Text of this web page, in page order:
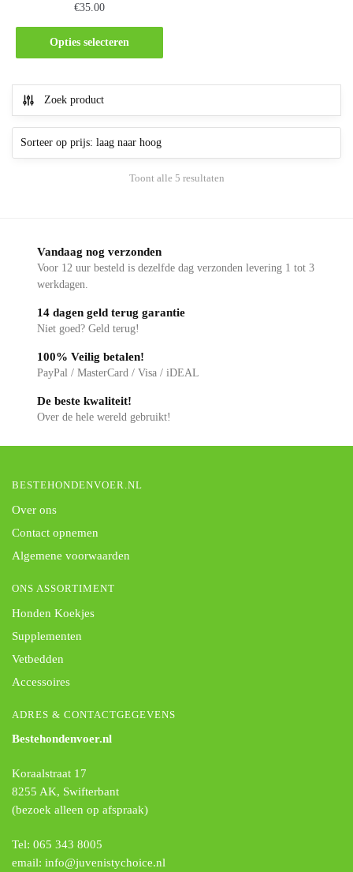
€35.00
Opties selecteren
Zoek product
Toont alle 5 resultaten
Vandaag nog verzonden
Voor 12 uur besteld is dezelfde dag verzonden levering 1 tot 3
werkdagen.
14 dagen geld terug garantie
Niet goed? Geld terug!
100% Veilig betalen!
PayPal / MasterCard / Visa / iDEAL
De beste kwaliteit!
Over de hele wereld gebruikt!
BESTEHONDENVOER.NL
Over ons
Contact opnemen
Algemene voorwaarden
ONS ASSORTIMENT
Honden Koekjes
Supplementen
Vetbedden
Accessoires
ADRES & CONTACTGEGEVENS
Bestehondenvoer.nl
Koraalstraat 17
8255 AK, Swifterbant
(bezoek alleen op afspraak)
Tel: 065 343 8005
email: info@juvenistychoice.nl